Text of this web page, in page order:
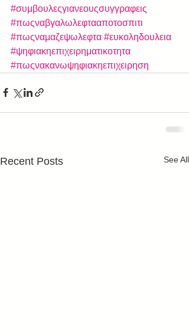
#συμβουλεςγιανεουςσυγγραφεις
#πωςναβγαλωλεφτααποτοσπιτι
#πωςναμαζεψωλεφτα #ευκοληδουλεια
#ψηφιακηεπιχειρηματικοτητα
#πωςνακανωψηφιακηεπιχειρηση
Recent Posts See All